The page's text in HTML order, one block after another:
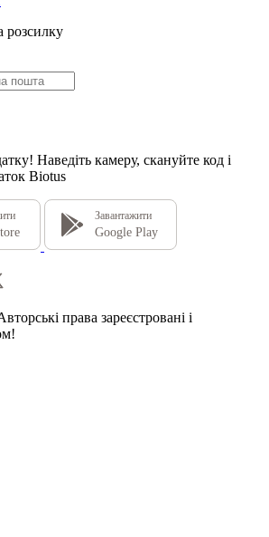
розсилку
Наведіть камеру, скануйте код і
Biotus
Завантажити
Google Play
права зареєстровані і